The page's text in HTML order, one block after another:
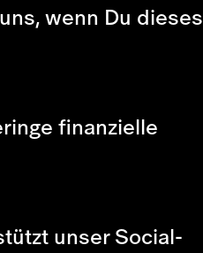
wenn Du dieses
finanzielle
unser Social-